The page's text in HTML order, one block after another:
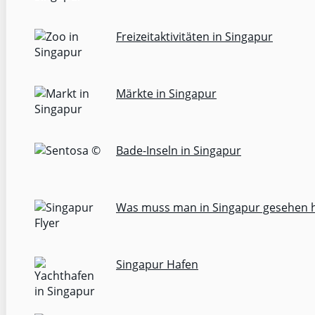
Freizeitaktivitäten in Singapur
Märkte in Singapur
Bade-Inseln in Singapur
Was muss man in Singapur gesehen
Singapur Hafen